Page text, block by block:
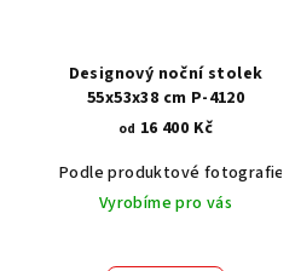
Designový noční stolek
55x53x38 cm P-4120
od 16 400 Kč
Podle produktové fotografie
Vyrobíme pro vás